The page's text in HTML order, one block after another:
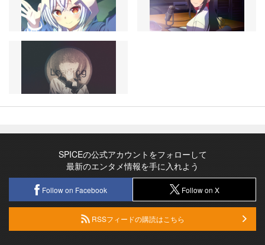
SPICEの公式アカウントをフォローして
最新のエンタメ情報を手に入れよう
Follow on Facebook Follow on X
RSSフィードの購読はこちら